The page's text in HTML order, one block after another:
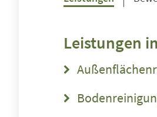
Leistungen